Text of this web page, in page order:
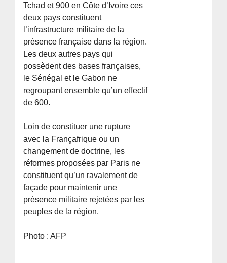
Tchad et 900 en Côte d’Ivoire ces
deux pays constituent
l’infrastructure militaire de la
présence française dans la région.
Les deux autres pays qui
possèdent des bases françaises,
le Sénégal et le Gabon ne
regroupant ensemble qu’un effectif
de 600.
Loin de constituer une rupture
avec la Françafrique ou un
changement de doctrine, les
réformes proposées par Paris ne
constituent qu’un ravalement de
façade pour maintenir une
présence militaire rejetées par les
peuples de la région.
Photo : AFP